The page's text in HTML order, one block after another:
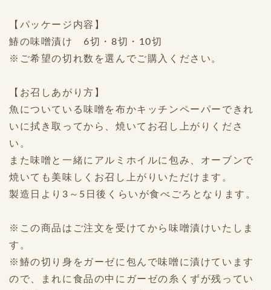
【パッケージ内容】
鰆の味噌漬け 6切・8切・10切
※ご希望の切れ数を選んでご購入ください。
【お召しあがり方】
魚についている味噌を布かキッチンペーパーできれ
いに拭き取ってから、焼いてお召し上がりくださ
い。
また味噌と一緒にアルミホイルに包み、オーブンで
焼いても美味しくお召し上がりいただけます。
製造日より3～5日後くらいが食べごろとなります。
※この商品はご注文を受けてから味噌漬けいたしま
す。
※鰆の切り身をガーゼに包んで味噌に漬けています
ので、まれに食品の中にガーゼの糸くずが残ってい